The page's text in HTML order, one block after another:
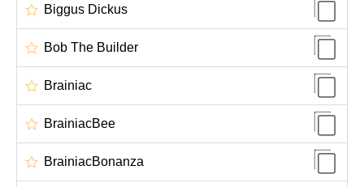
Biggus Dickus
Bob The Builder
Brainiac
BrainiacBee
BrainiacBonanza